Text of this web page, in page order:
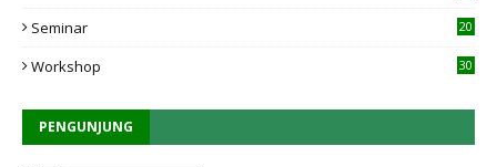
Seminar 20
Workshop 30
PENGUNJUNG